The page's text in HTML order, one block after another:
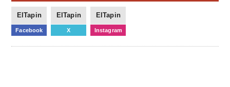
ElTapin
Facebook
ElTapin
X
ElTapin
Instagram